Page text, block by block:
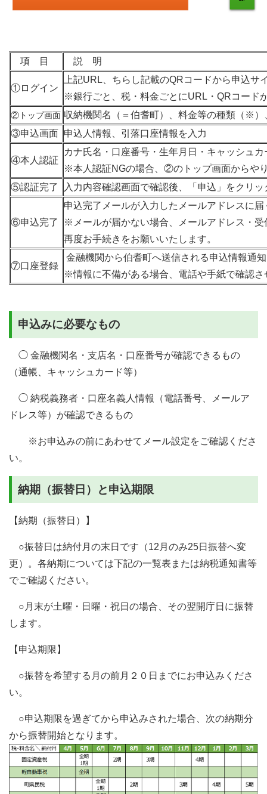
項 目 説 明
①ログイン
上記URL、ちらし記載のQRコードから申込サ
※銀行ごと、税・料金ごとにURL・QRコー
②トップ画面 収納機関名（＝伯耆町）、料金等の種類（※
③申込画面 申込人情報、引落口座情報を入力
④本人認証
カナ氏名・口座番号・生年月日・キャッシュ
※本人認証NGの場合、②のトップ画面からや
⑤認証完了
入力内容確認画面で確認後、「申込」をクリッ
⑥申込完了
申込完了メールが入力したメールアドレスに届
※メールが届かない場合、メールアドレス・
再度お手続きをお願いいたします。
⑦口座登録
金融機関から伯耆町へ送信される申込情報通
※情報に不備がある場合、電話や手紙で確認
申込みに必要なもの
◯ 金融機関名・支店名・口座番号が確認できるもの
（通帳、キャッシュカード等）
◯ 納税義務者・口座名義人情報（電話番号、メールア
ドレス等）が確認できるもの
※お申込みの前にあわせてメール設定をご確認くださ
い。
納期（振替日）と申込期限
【納期（振替日）】
○振替日は納付月の末日です（12月のみ25日振替へ変
更）。各納期については下記の一覧表または納税通知書等
でご確認ください。
○月末が土曜・日曜・祝日の場合、その翌開庁日に振替
します。
【申込期限】
○振替を希望する月の前月２０日までにお申込みくださ
い。
○申込期限を過ぎてから申込みされた場合、次の納期分
から振替開始となります。